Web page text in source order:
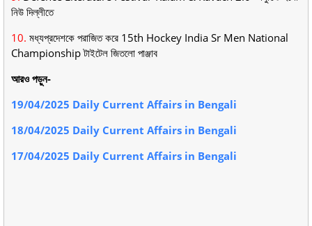
নিউ দিল্লীতে
10. মধ্যপ্রদেশকে পরাজিত করে 15th Hockey India Sr Men National
Championship টাইটেল জিতলো পাঞ্জাব
আরও পড়ুন-
19/04/2025 Daily Current Affairs in Bengali
18/04/2025 Daily Current Affairs in Bengali
17/04/2025 Daily Current Affairs in Bengali